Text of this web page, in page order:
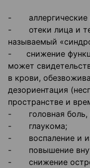
- аллергические
- отеки лица и
называемый
- снижение
может
в крови,
дезориентация
пространстве и
- головная боль,
- глаукома;
- воспаление и
- повышение
- снижение